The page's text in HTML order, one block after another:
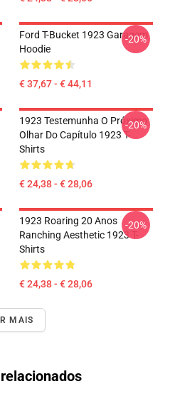
Ford T-Bucket 1923 Garagem
Hoodie
€ 37,67 - € 44,11
-20%
1923 Testemunha O Próximo
Olhar Do Capítulo 1923 T-
Shirts
€ 24,38 - € 28,06
-20%
1923 Roaring 20 Anos
Ranching Aesthetic 1923 T-
Shirts
€ 24,38 - € 28,06
-20%
MAIS